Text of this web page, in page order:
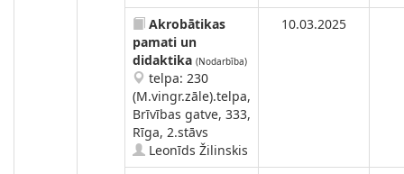
Akrobātikas
pamati un
didaktika (Nodarbība)
telpa: 230
(M.vingr.zāle).telpa,
Brīvības gatve, 333,
Rīga, 2.stāvs
Leonīds Žilinskis
10.03.2025